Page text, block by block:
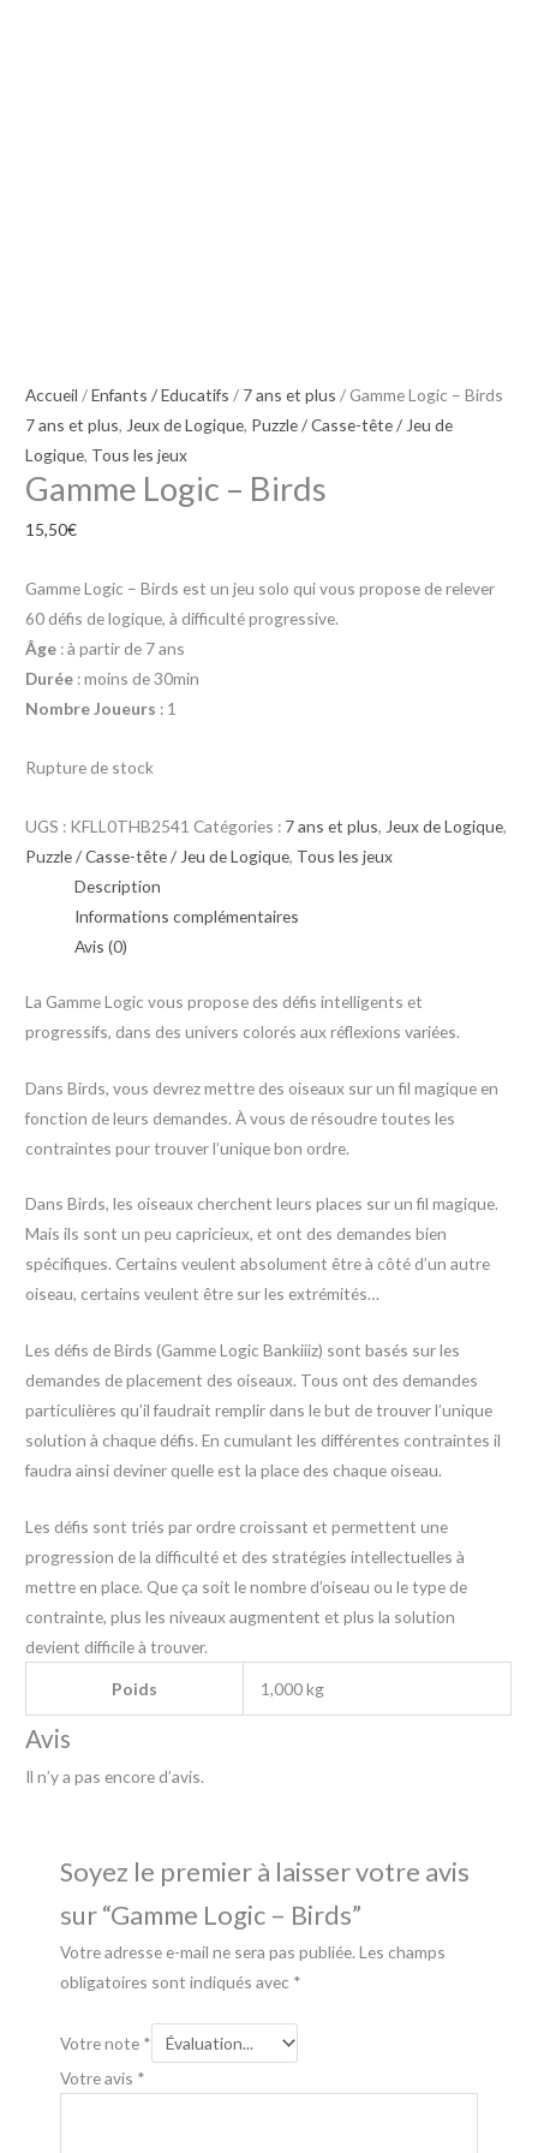
Accueil /Enfants / Educatifs / 7 ans et plus / Gamme Logic – Birds
7 ans et plus, Jeux de Logique, Puzzle / Casse-tête / Jeu de
Logique, Tous les jeux
Gamme Logic – Birds
15,50€
Gamme Logic – Birds est un jeu solo qui vous propose de relever
60 défis de logique, à difficulté progressive.
Âge : à partir de 7 ans
Durée : moins de 30min
Nombre Joueurs : 1
Rupture de stock
UGS : KFLL0THB2541 Catégories : 7 ans et plus, Jeux de Logique,
Puzzle / Casse-tête / Jeu de Logique, Tous les jeux
Description
Informations complémentaires
Avis (0)
La Gamme Logic vous propose des défis intelligents et
progressifs, dans des univers colorés aux réflexions variées.
Dans Birds, vous devrez mettre des oiseaux sur un fil magique en
fonction de leurs demandes. À vous de résoudre toutes les
contraintes pour trouver l’unique bon ordre.
Dans Birds, les oiseaux cherchent leurs places sur un fil magique.
Mais ils sont un peu capricieux, et ont des demandes bien
spécifiques. Certains veulent absolument être à côté d’un autre
oiseau, certains veulent être sur les extrémités…
Les défis de Birds (Gamme Logic Bankiiiz) sont basés sur les
demandes de placement des oiseaux. Tous ont des demandes
particulières qu’il faudrait remplir dans le but de trouver l’unique
solution à chaque défis. En cumulant les différentes contraintes il
faudra ainsi deviner quelle est la place des chaque oiseau.
Les défis sont triés par ordre croissant et permettent une
progression de la difficulté et des stratégies intellectuelles à
mettre en place. Que ça soit le nombre d’oiseau ou le type de
contrainte, plus les niveaux augmentent et plus la solution
devient difficile à trouver.
Poids 1,000 kg
Avis
Il n’y a pas encore d’avis.
Soyez le premier à laisser votre avis
sur “Gamme Logic – Birds”
Votre adresse e-mail ne sera pas publiée. Les champs
obligatoires sont indiqués avec *
Votre note *
Votre avis *